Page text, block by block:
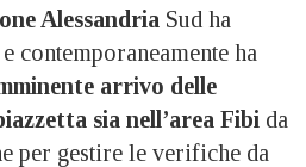
Alessandria Sud ha
contemporaneamente ha
arrivo delle
sia nell’area Fibi da
per gestire le verifiche da